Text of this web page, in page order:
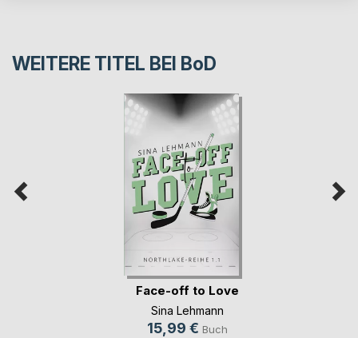
WEITERE TITEL BEI BoD
Face-off to Love
Sina Lehmann
15,99 € Buch